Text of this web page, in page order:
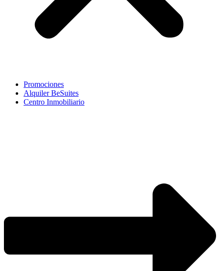
Promociones
Alquiler BeSuites
Centro Inmobiliario